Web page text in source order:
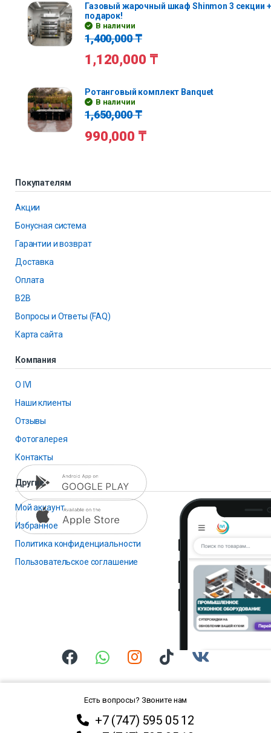
Газовый жарочный шкаф Shinmon 3 секции
подарок!
В наличии
1,400,000₸
1,120,000 ₸
Ротанговый комплект Banquet
В наличии
1,650,000₸
990,000 ₸
Покупателям
Акции
Бонусная система
Гарантии и возврат
Доставка
Оплата
B2B
Вопросы и Ответы (FAQ)
Карта сайта
Компания
О IVI
Наши клиенты
Отзывы
Фотогалерея
Контакты
Другие
Мой аккаунт
Избранное
Политика конфиденциальности
Пользовательское соглашение
Есть вопросы? Звоните нам
+7 (747) 595 05 12